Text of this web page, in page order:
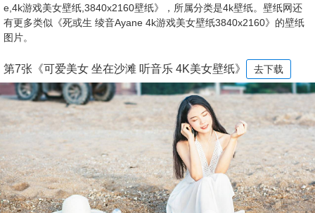
e,4k游戏美女壁纸,3840x2160壁纸》，所属分类是4k壁纸。壁纸网还
有更多类似《死或生 绫音Ayane 4k游戏美女壁纸3840x2160》的壁纸
图片。
第7张《可爱美女 坐在沙滩 听音乐 4K美女壁纸》 去下载